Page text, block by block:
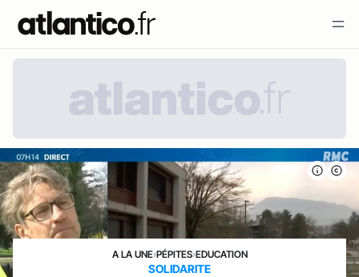
A LA UNE›PÉPITES›EDUCATION
SOLIDARITE